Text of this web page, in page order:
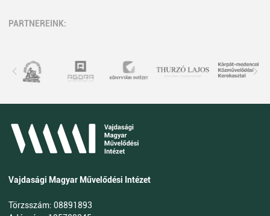
PARTNEREINK:
Vajdasági Magyar Művelődési Intézet
Törzsszám: 08891893